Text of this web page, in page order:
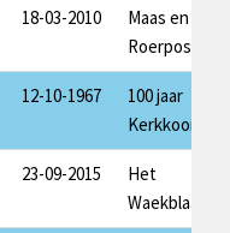
18-03-2010
Maas en
Roerpost
12-10-1967
100 jaar
Kerkkoor Pey
23-09-2015
Het
Waekblaad